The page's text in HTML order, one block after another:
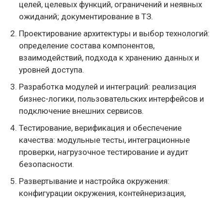
целей, целевых функций, ограничений и неявных
ожиданий; документирование в ТЗ.
Проектирование архитектуры и выбор технологий:
определение состава компонентов,
взаимодействий, подхода к хранению данных и
уровней доступа.
Разработка модулей и интеграций: реализация
бизнес-логики, пользовательских интерфейсов и
подключение внешних сервисов.
Тестирование, верификация и обеспечение
качества: модульные тесты, интеграционные
проверки, нагрузочное тестирование и аудит
безопасности.
Развертывание и настройка окружения:
конфигурации окружения, контейнеризация,